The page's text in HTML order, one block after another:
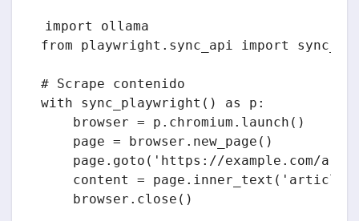
import ollama
from playwright.sync_api import
# Scrape contenido
with sync_playwright() as p:
    browser = p.chromium.launch()
    page = browser.new_page()
page.goto('https://example.com/
content =
    browser.close()